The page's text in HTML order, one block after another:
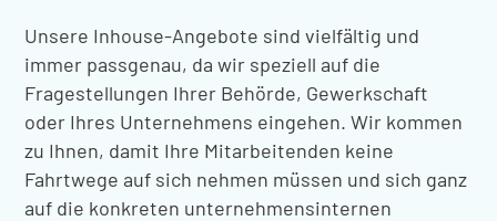
Unsere Inhouse-Angebote sind vielfältig und
immer passgenau, da wir speziell auf die
Fragestellungen Ihrer Behörde, Gewerkschaft
oder Ihres Unternehmens eingehen. Wir kommen
zu Ihnen, damit Ihre Mitarbeitenden keine
Fahrtwege auf sich nehmen müssen und sich ganz
auf die konkreten unternehmensinternen